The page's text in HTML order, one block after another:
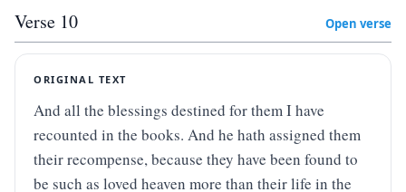
Verse 10 Open verse
ORIGINAL TEXT
And all the blessings destined for them I have
recounted in the books. And he hath assigned them
their recompense, because they have been found to
be such as loved heaven more than their life in the